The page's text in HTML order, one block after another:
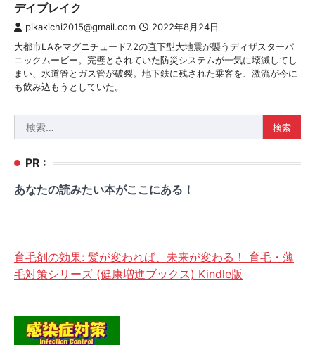
デイブレイク
pikakichi2015@gmail.com 2022年8月24日
大都市LAをマグニチュード7.2の直下型大地震が襲うディザスターパ
ニックムービー。完璧とされていた防災システムが一気に壊滅してし
まい、水道管とガス管が破裂。地下鉄に残された乗客を、激流が今に
も飲み込もうとしていた。
索:
PR :
あなたの読みたい本がここにある！
育毛剤の効果: 髪が変われば、未来が変わる！ 育毛・薄
毛対策シリーズ (健康増進ブックス) Kindle版